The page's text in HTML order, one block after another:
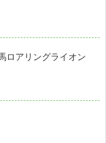
ロアリングライオン